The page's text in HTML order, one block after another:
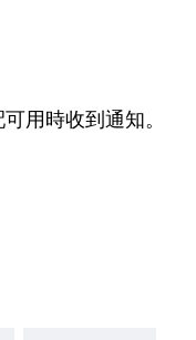
用時收到通知。